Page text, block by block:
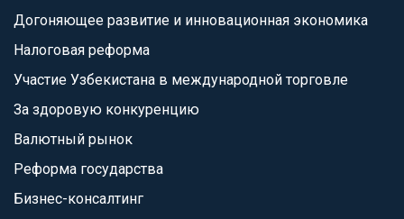
Догоняющее развитие и инновационная экономика
Налоговая реформа
Участие Узбекистана в международной торговле
За здоровую конкуренцию
Валютный рынок
Реформа государства
Бизнес-консалтинг